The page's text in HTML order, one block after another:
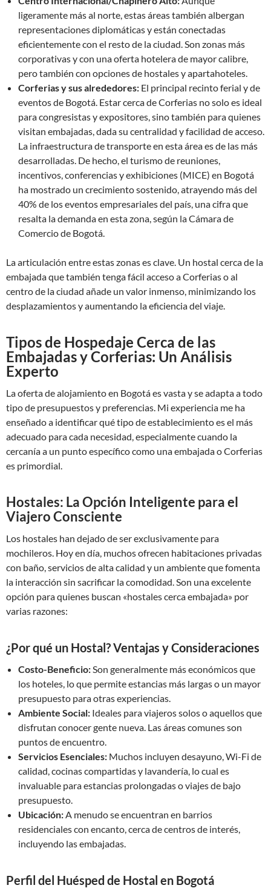
ligeramente más al norte, estas áreas también albergan
representaciones diplomáticas y están conectadas
eficientemente con el resto de la ciudad. Son zonas más
corporativas y con una oferta hotelera de mayor calibre,
pero también con opciones de hostales y apartahoteles.
Corferias y sus alrededores: El principal recinto ferial y de
eventos de Bogotá. Estar cerca de Corferias no solo es ideal
para congresistas y expositores, sino también para quienes
visitan embajadas, dada su centralidad y facilidad de acceso.
La infraestructura de transporte en esta área es de las más
desarrolladas. De hecho, el turismo de reuniones,
incentivos, conferencias y exhibiciones (MICE) en Bogotá
ha mostrado un crecimiento sostenido, atrayendo más del
40% de los eventos empresariales del país, una cifra que
resalta la demanda en esta zona, según la Cámara de
Comercio de Bogotá.
La articulación entre estas zonas es clave. Un hostal cerca de la
embajada que también tenga fácil acceso a Corferias o al
centro de la ciudad añade un valor inmenso, minimizando los
desplazamientos y aumentando la eficiencia del viaje.
Tipos de Hospedaje Cerca de las
Embajadas y Corferias: Un Análisis
Experto
La oferta de alojamiento en Bogotá es vasta y se adapta a todo
tipo de presupuestos y preferencias. Mi experiencia me ha
enseñado a identificar qué tipo de establecimiento es el más
adecuado para cada necesidad, especialmente cuando la
cercanía a un punto específico como una embajada o Corferias
es primordial.
Hostales: La Opción Inteligente para el
Viajero Consciente
Los hostales han dejado de ser exclusivamente para
mochileros. Hoy en día, muchos ofrecen habitaciones privadas
con baño, servicios de alta calidad y un ambiente que fomenta
la interacción sin sacrificar la comodidad. Son una excelente
opción para quienes buscan «hostales cerca embajada» por
varias razones:
¿Por qué un Hostal? Ventajas y Consideraciones
Costo-Beneficio:Son generalmente más económicos que
los hoteles, lo que permite estancias más largas o un mayor
presupuesto para otras experiencias.
Ambiente Social: Ideales para viajeros solos o aquellos que
disfrutan conocer gente nueva. Las áreas comunes son
puntos de encuentro.
Servicios Esenciales: Muchos incluyen desayuno, Wi-Fi de
calidad, cocinas compartidas y lavandería, lo cual es
invaluable para estancias prolongadas o viajes de bajo
presupuesto.
Ubicación:A menudo se encuentran en barrios
residenciales con encanto, cerca de centros de interés,
incluyendo las embajadas.
Perfil del Huésped de Hostal en Bogotá